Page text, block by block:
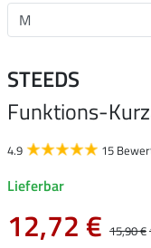
STEEDS
Funktions-
4.9 15
Lieferbar
12,72 € 15,90 €